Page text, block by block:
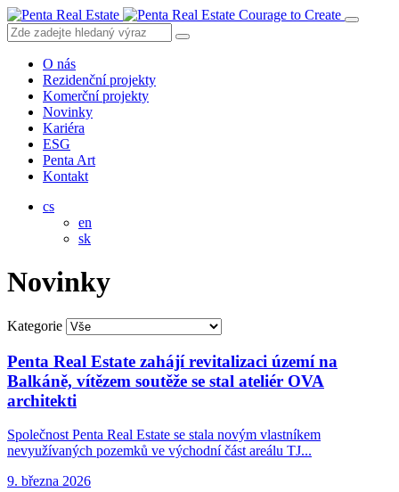
Courage to Create
O nás
Rezidenční projekty
Komerční projekty
Novinky
Kariéra
ESG
Penta Art
Kontakt
cs
en
sk
Novinky
Kategorie
Penta Real Estate zahájí revitalizaci území na
Balkáně, vítězem soutěže se stal ateliér OVA
architekti
Společnost Penta Real Estate se stala novým vlastníkem
nevyužívaných pozemků ve východní část areálu TJ...
9. března 2026